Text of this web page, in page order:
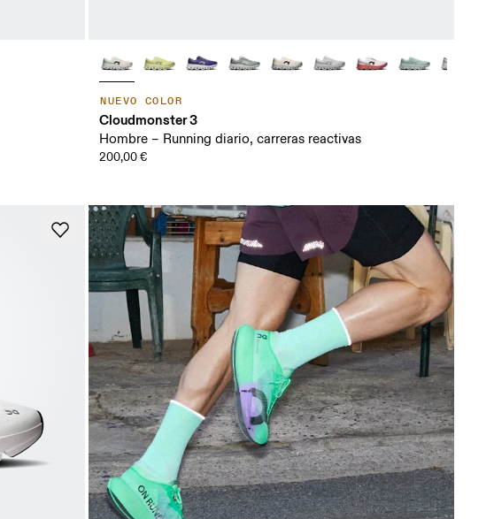
NUEVO COLOR
Cloudmonster 3
Hombre – Running diario, carreras reactivas
200,00 €